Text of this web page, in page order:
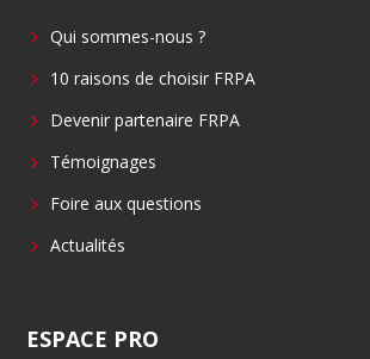
o
o
d
i
Qui sommes-nous ?
10 raisons de choisir FRPA
Devenir partenaire FRPA
Témoignages
Foire aux questions
Actualités
ESPACE PRO